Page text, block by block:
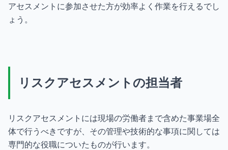
アセスメントに参加させた方が効率よく作業を行えるでし
ょう。
リスクアセスメントの担当者
リスクアセスメントには現場の労働者まで含めた事業場全
体で行うべきですが、その管理や技術的な事項に関しては
専門的な役職についたものが行います。